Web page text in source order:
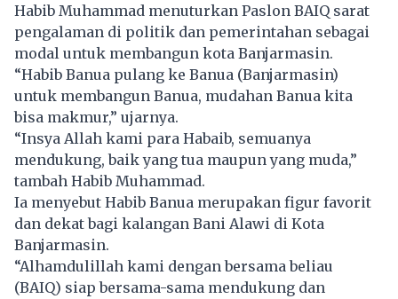
Habib Muhammad menuturkan Paslon BAIQ sarat
pengalaman di politik dan pemerintahan sebagai
modal untuk membangun kota Banjarmasin.
“Habib Banua pulang ke Banua (Banjarmasin)
untuk membangun Banua, mudahan Banua kita
bisa makmur,” ujarnya.
“Insya Allah kami para Habaib, semuanya
mendukung, baik yang tua maupun yang muda,”
tambah Habib Muhammad.
Ia menyebut Habib Banua merupakan figur favorit
dan dekat bagi kalangan Bani Alawi di Kota
Banjarmasin.
“Alhamdulillah kami dengan bersama beliau
(BAIQ) siap bersama-sama mendukung dan